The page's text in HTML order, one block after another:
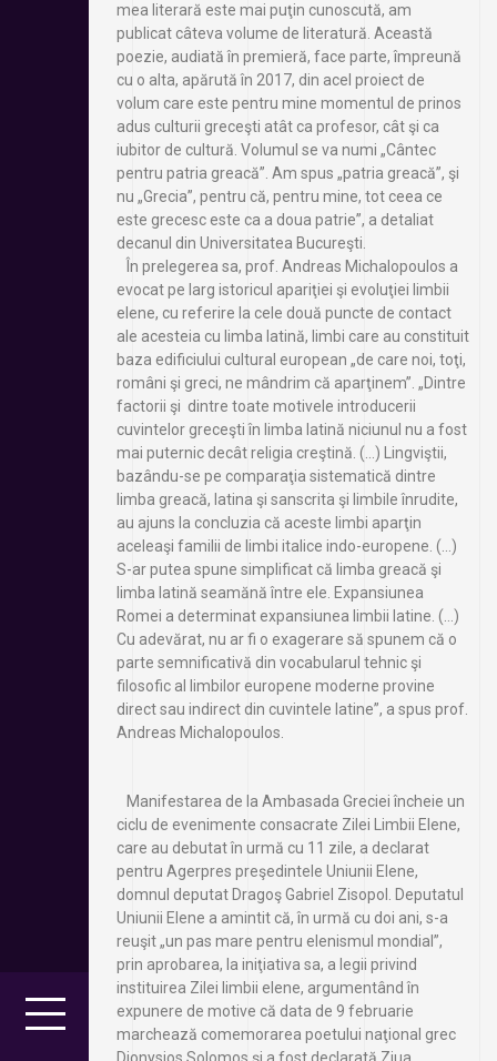
mea literară este mai puţin cunoscută, am
publicat câteva volume de literatură. Această
poezie, audiată în premieră, face parte, împreună
cu o alta, apărută în 2017, din acel proiect de
volum care este pentru mine momentul de prinos
adus culturii greceşti atât ca profesor, cât şi ca
iubitor de cultură. Volumul se va numi „Cântec
pentru patria greacă”. Am spus „patria greacă”, şi
nu „Grecia”, pentru că, pentru mine, tot ceea ce
este grecesc este ca a doua patrie”, a detaliat
decanul din Universitatea Bucureşti.
În prelegerea sa, prof. Andreas Michalopoulos a
evocat pe larg istoricul apariţiei şi evoluţiei limbii
elene, cu referire la cele două puncte de contact
ale acesteia cu limba latină, limbi care au constituit
baza edificiului cultural european „de care noi, toţi,
români şi greci, ne mândrim că aparţinem”. „Dintre
factorii şi dintre toate motivele introducerii
cuvintelor greceşti în limba latină niciunul nu a fost
mai puternic decât religia creştină. (…) Lingviştii,
bazându-se pe comparaţia sistematică dintre
limba greacă, latina şi sanscrita şi limbile înrudite,
au ajuns la concluzia că aceste limbi aparţin
aceleaşi familii de limbi italice indo-europene. (…)
S-ar putea spune simplificat că limba greacă şi
limba latină seamănă între ele. Expansiunea
Romei a determinat expansiunea limbii latine. (…)
Cu adevărat, nu ar fi o exagerare să spunem că o
parte semnificativă din vocabularul tehnic şi
filosofic al limbilor europene moderne provine
direct sau indirect din cuvintele latine”, a spus prof.
Andreas Michalopoulos.
Manifestarea de la Ambasada Greciei încheie un
ciclu de evenimente consacrate Zilei Limbii Elene,
care au debutat în urmă cu 11 zile, a declarat
pentru Agerpres preşedintele Uniunii Elene,
domnul deputat Dragoş Gabriel Zisopol. Deputatul
Uniunii Elene a amintit că, în urmă cu doi ani, s-a
reuşit „un pas mare pentru elenismul mondial”,
prin aprobarea, la iniţiativa sa, a legii privind
instituirea Zilei limbii elene, argumentând în
expunere de motive că data de 9 februarie
marchează comemorarea poetului naţional grec